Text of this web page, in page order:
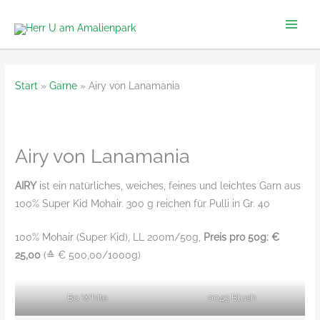
Inhalt
Start Garne Airy von Lanamania
Airy von Lanamania
AIRY ist ein natürliches, weiches, feines und leichtes Garn aus
100% Super Kid Mohair. 300 g reichen für Pulli in Gr. 40
100% Mohair (Super Kid), LL 200m/50g,
Preis pro 50g: €
25,00 (≙ € 500,00/1000g)
B0 White 0043 Blush